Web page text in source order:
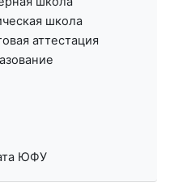
школа
аттестация
ЮФУ